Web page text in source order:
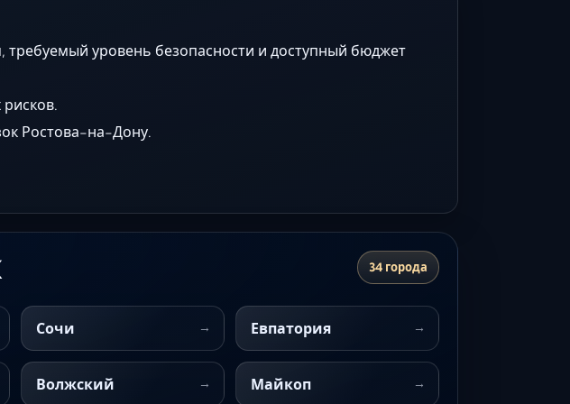
уровень безопасности и доступный бюджет
Ростова-на-Дону.
34 города
Сочи Евпатория
Волжский Майкоп